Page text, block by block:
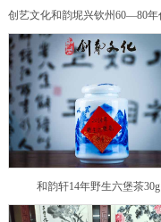
和韵轩14年野生六堡茶30g